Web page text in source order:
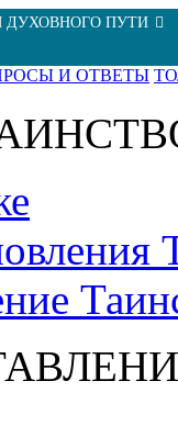
ДУХОВНОГО ПУТИ
И ОТВЕТЫ